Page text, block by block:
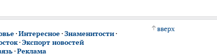
·Интересное ·Знаменитости·
·Экспорт новостей
·Реклама
вверх